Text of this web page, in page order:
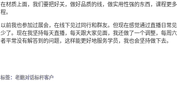
在材质上面，我们要把好关，做好品质的线，做实用性强的东西，课程更
程。
以前我也参加过展会，在线下见过同行和群友。但现在感觉通过直播日常
少了。现在我坚持每天直播，每天跟大家见面，我还做了一个调整，每周
者平常没有解答到的问题，这样能更好地服务学员，我也会坚持做下去。
标签：老鲍对话标杆客户